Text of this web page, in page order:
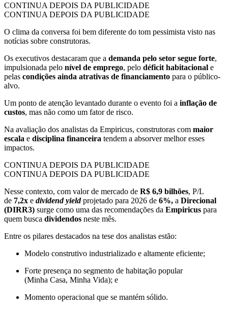
CONTINUA DEPOIS DA PUBLICIDADE
CONTINUA DEPOIS DA PUBLICIDADE
O clima da conversa foi bem diferente do tom pessimista visto nas
notícias sobre construtoras.
Os executivos destacaram que a demanda pelo setor segue forte,
impulsionada pelo nível de emprego, pelo déficit habitacional e
pelas condições ainda atrativas de financiamento para o público-
alvo.
Um ponto de atenção levantado durante o evento foi a inflação de
custos, mas não como um fator de risco.
Na avaliação dos analistas da Empiricus, construtoras com maior
escala e disciplina financeira tendem a absorver melhor esses
impactos.
CONTINUA DEPOIS DA PUBLICIDADE
CONTINUA DEPOIS DA PUBLICIDADE
Nesse contexto, com valor de mercado de R$ 6,9 bilhões, P/L
de 7,2x e dividend yieldprojetado para 2026 de 6%, a Direcional
(DIRR3) surge como uma das recomendações da Empiricus para
quem busca dividendos neste mês.
Entre os pilares destacados na tese dos analistas estão:
Modelo construtivo industrializado e altamente eficiente;
Forte presença no segmento de habitação popular
(Minha Casa, Minha Vida); e
Momento operacional que se mantém sólido.